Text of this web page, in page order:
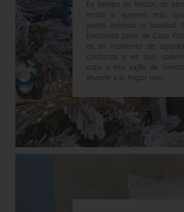
Es tiempo de fiestas, de
recibir a quienes más
juntos celebrar la navidad.
formamos parte de Casa
es el momento de
confianza y es que
copa o esa vajilla de
llevaste a tu hogar, nos...